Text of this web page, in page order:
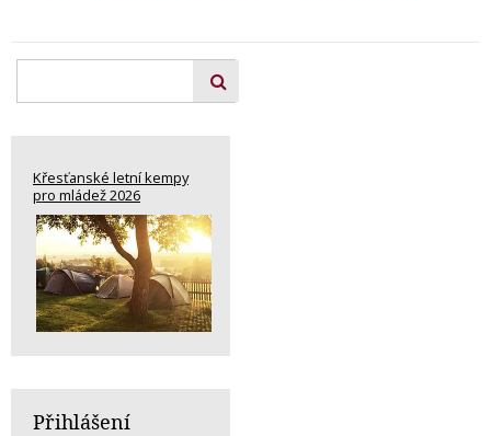
Křesťanské letní kempy
pro mládež 2026
Přihlášení